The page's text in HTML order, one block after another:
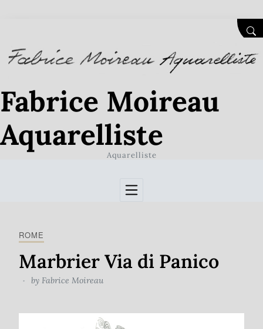
Fabrice Moireau
Aquarelliste
Aquarelliste
ROME
Marbrier Via di Panico
by Fabrice Moireau